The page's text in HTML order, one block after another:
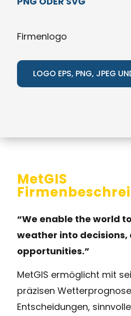
Firmenlogo
LOGO EPS, PNG, JPEG
MetGIS
“We enable the world
weather into decisions,
opportunities.”
MetGIS ermöglicht mit
präzisen
Entscheidungen,